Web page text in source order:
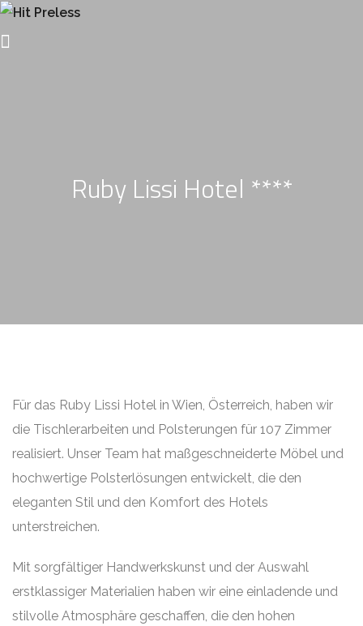
Ruby Lissi Hotel ****
Für das Ruby Lissi Hotel in Wien, Österreich, haben wir
die Tischlerarbeiten und Polsterungen für 107 Zimmer
realisiert. Unser Team hat maßgeschneiderte Möbel und
hochwertige Polsterlösungen entwickelt, die den
eleganten Stil und den Komfort des Hotels
unterstreichen.
Mit sorgfältiger Handwerkskunst und der Auswahl
erstklassiger Materialien haben wir eine einladende und
stilvolle Atmosphäre geschaffen, die den hohen